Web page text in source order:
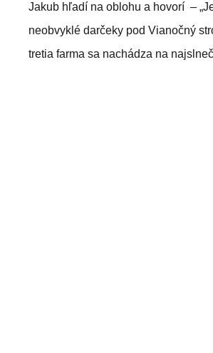
Jakub hľadí na oblohu a hovorí –
neobvyklé darčeky pod Vianočný
tretia farma sa nachádza na